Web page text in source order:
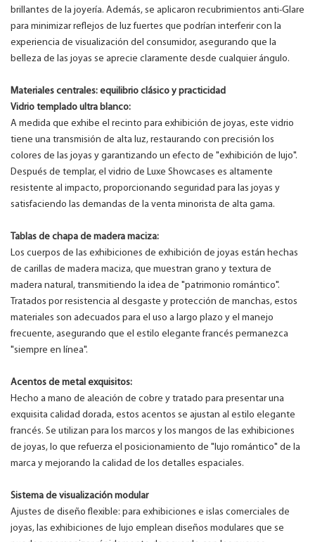
brillantes de la joyería. Además, se aplicaron recubrimientos anti-Glare
para minimizar reflejos de luz fuertes que podrían interferir con la
experiencia de visualización del consumidor, asegurando que la
belleza de las joyas se aprecie claramente desde cualquier ángulo.
Materiales centrales: equilibrio clásico y practicidad
Vidrio templado ultra blanco:
A medida que exhibe el recinto para exhibición de joyas, este vidrio
tiene una transmisión de alta luz, restaurando con precisión los
colores de las joyas y garantizando un efecto de "exhibición de lujo".
Después de templar, el vidrio de Luxe Showcases es altamente
resistente al impacto, proporcionando seguridad para las joyas y
satisfaciendo las demandas de la venta minorista de alta gama.
Tablas de chapa de madera maciza:
Los cuerpos de las exhibiciones de exhibición de joyas están hechas
de carillas de madera maciza, que muestran grano y textura de
madera natural, transmitiendo la idea de "patrimonio romántico".
Tratados por resistencia al desgaste y protección de manchas, estos
materiales son adecuados para el uso a largo plazo y el manejo
frecuente, asegurando que el estilo elegante francés permanezca
"siempre en línea".
Acentos de metal exquisitos:
Hecho a mano de aleación de cobre y tratado para presentar una
exquisita calidad dorada, estos acentos se ajustan al estilo elegante
francés. Se utilizan para los marcos y los mangos de las exhibiciones
de joyas, lo que refuerza el posicionamiento de "lujo romántico" de la
marca y mejorando la calidad de los detalles espaciales.
Sistema de visualización modular
Ajustes de diseño flexible: para exhibiciones e islas comerciales de
joyas, las exhibiciones de lujo emplean diseños modulares que se